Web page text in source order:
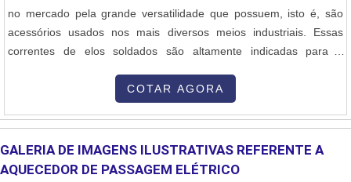
no mercado pela grande versatilidade que possuem, isto é, são
acessórios usados nos mais diversos meios industriais. Essas
correntes de elos soldados são altamente indicadas para a
grande, médio e pequeno porte. A corrente soldada elo curto para
cargas, poi....
COTAR AGORA
GALERIA DE IMAGENS ILUSTRATIVAS REFERENTE A
AQUECEDOR DE PASSAGEM ELÉTRICO